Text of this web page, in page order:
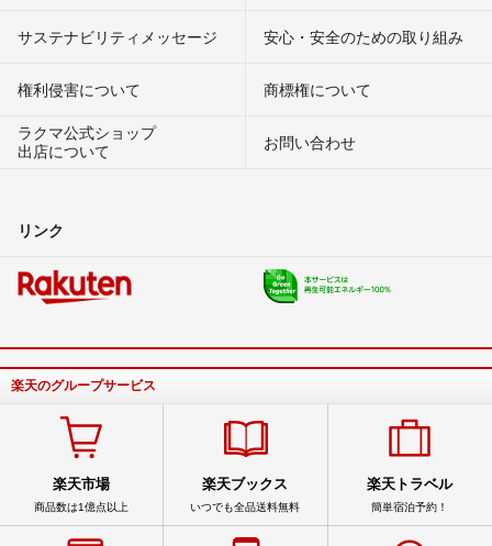
サステナビリティメッセージ 安心・安全のための取り組み
権利侵害について
商標権について
ラクマ公式ショップ
出店について
お問い合わせ
リンク
楽天のグループサービス
楽天市場
商品数は1億点以上
楽天ブックス
いつでも全品送料無料
楽天トラベル
簡単宿泊予約！